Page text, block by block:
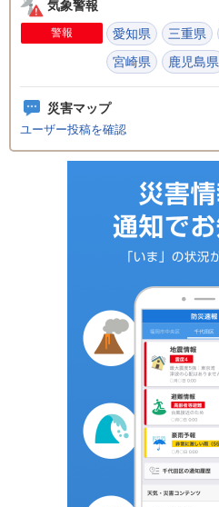
気象警報
警報 愛知県 三重県
宮崎県
鹿児島県
災害マップ
ユーザー投稿を確認